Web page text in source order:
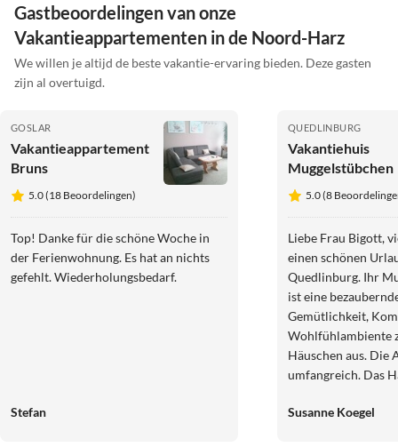
Gastbeoordelingen van onze
Vakantieappartementen in de Noord-Harz
We willen je altijd de beste vakantie-ervaring bieden. Deze gasten
zijn al overtuigd.
GOSLAR
Vakantieappartement
Bruns
5.0 (18 Beoordelingen)
Top! Danke für die schöne Woche in
der Ferienwohnung. Es hat an nichts
gefehlt. Wiederholungsbedarf.
Stefan
QUEDLINBURG
Vakantiehuis
Muggelstübchen
5.0 (8
Liebe Frau Bigott,
einen schönen
Quedlinburg. Ihr
ist eine
Gemütlichkeit,
Wohlfühlambiente
Häuschen aus. Die
umfangreich. Das
Stadt aber auch in
Susanne Koegel